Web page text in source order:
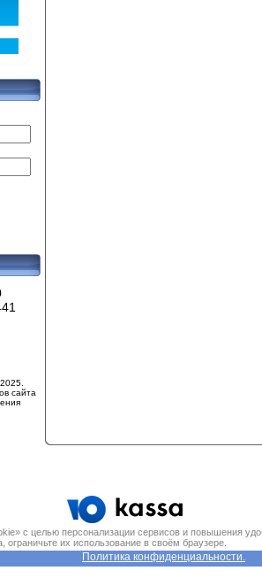
сайта
с целью персонализации сервисов и повышения
ограничьте их использование в своём браузере.
Политика конфиденциальности.